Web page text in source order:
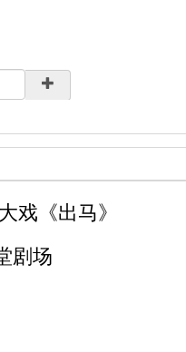
戏《出马》
剧场